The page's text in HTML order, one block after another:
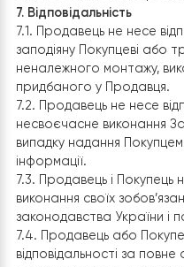
законодавством
Продавцеві вимоги,
захист прав
безоплатне усунення
відраховується з
своє розпорядження та
Товару.
6.6. Розгляд вимог,
захист прав
умови надання
чинним
за недоліки Товару, які
Покупцеві внаслідок